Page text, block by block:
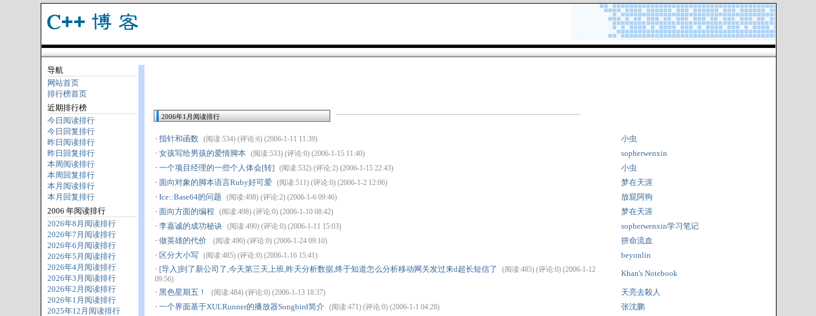
导航
网站首页
排行榜首页
近期排行榜
今日阅读排行
今日回复排行
昨日阅读排行
昨日回复排行
本周阅读排行
本周回复排行
本月阅读排行
本月回复排行
2006 年阅读排行
2026年8月阅读排行
2026年7月阅读排行
2026年6月阅读排行
2026年5月阅读排行
2026年4月阅读排行
2026年3月阅读排行
2026年2月阅读排行
2026年1月阅读排行
2025年12月阅读排行
2006年1月阅读排行
·指针和函数 (阅读:534) (评论:6) (2006-1-11 11:39)
小虫
·女孩写给男孩的爱情脚本 (阅读:533) (评论:0) (2006-1-15 11:40)
sopherwenxin
·一个项目经理的一些个人体会[转] (阅读:532) (评论:2) (2006-1-15 22:43)
小虫
·面向对象的脚本语言Ruby好可爱 (阅读:511) (评论:0) (2006-1-2 12:06)
梦在天涯
·Ice::Base64的问题 (阅读:498) (评论:2) (2006-1-6 09:46)
放屁阿狗
·面向方面的编程 (阅读:498) (评论:0) (2006-1-10 08:42)
梦在天涯
·李嘉诚的成功秘诀 (阅读:490) (评论:0) (2006-1-11 15:03)
sopherwenxin学习笔记
·做英雄的代价 (阅读:490) (评论:0) (2006-1-24 09:10)
拼命流血
· 区分大小写 (阅读:485) (评论:0) (2006-1-16 15:41)
beyonlin
· [导入]到了新公司了,今天第三天上班,昨天分析数据,终于知道怎么分析移动网关发过来d超长短信了
(阅读:485) (评论:0) (2006-1-12
09:56)
Khan's Notebook
·黑色星期五！ (阅读:484) (评论:0) (2006-1-13 18:37)
天亮去殺人
·一个界面基于XULRunner的播放器Songbird简介 (阅读:471) (评论:0) (2006-1-1 04:28)
张沈鹏